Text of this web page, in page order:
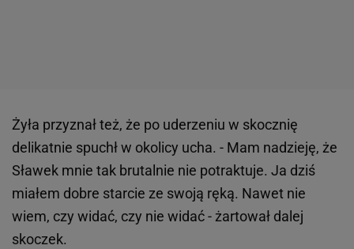
Żyła przyznał też, że po uderzeniu w skocznię
delikatnie spuchł w okolicy ucha. - Mam nadzieję, że
Sławek mnie tak brutalnie nie potraktuje. Ja dziś
miałem dobre starcie ze swoją ręką. Nawet nie
wiem, czy widać, czy nie widać - żartował dalej
skoczek.